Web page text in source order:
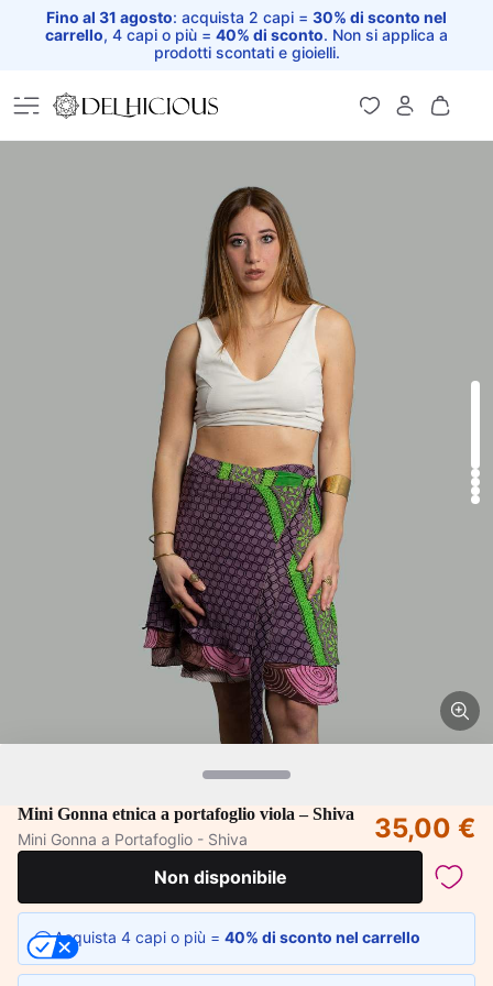
Fino al 31 agosto: acquista 2 capi = 30% di sconto nel
carrello, 4 capi o più = 40% di sconto. Non si applica a
prodotti scontati e gioielli.
Home
Mini Gonna etnica a portafoglio viola – Shiva
Mini Gonna a Portafoglio - Shiva
35,00 €
Non disponibile
Acquista 4 capi o più = 40% di sconto nel carrello